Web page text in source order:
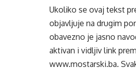
Ukoliko se ovaj tekst
objavljuje na drugim
obavezno je jasno
aktivan i vidljiv link
www.mostarski.ba.